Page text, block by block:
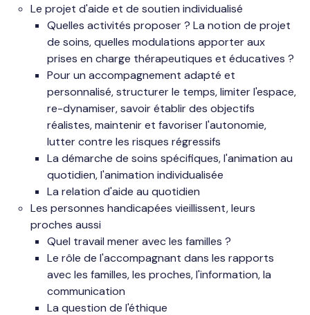
Le projet d'aide et de soutien individualisé
Quelles activités proposer ? La notion de projet
de soins, quelles modulations apporter aux
prises en charge thérapeutiques et éducatives ?
Pour un accompagnement adapté et
personnalisé, structurer le temps, limiter l'espace,
re-dynamiser, savoir établir des objectifs
réalistes, maintenir et favoriser l'autonomie,
lutter contre les risques régressifs
La démarche de soins spécifiques, l'animation au
quotidien, l'animation individualisée
La relation d'aide au quotidien
Les personnes handicapées vieillissent, leurs
proches aussi
Quel travail mener avec les familles ?
Le rôle de l'accompagnant dans les rapports
avec les familles, les proches, l'information, la
communication
La question de l'éthique